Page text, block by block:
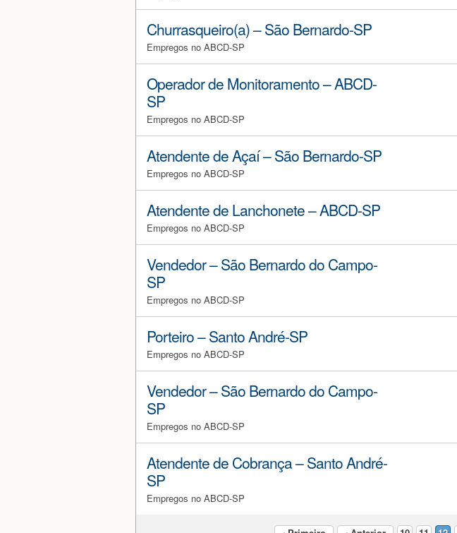
Churrasqueiro(a) – São Bernardo-SP
Empregos no ABCD-SP
Operador de Monitoramento – ABCD-
SP
Empregos no ABCD-SP
Atendente de Açaí – São Bernardo-SP
Empregos no ABCD-SP
Atendente de Lanchonete – ABCD-SP
Empregos no ABCD-SP
Vendedor – São Bernardo do Campo-
SP
Empregos no ABCD-SP
Porteiro – Santo André-SP
Empregos no ABCD-SP
Vendedor – São Bernardo do Campo-
SP
Empregos no ABCD-SP
Atendente de Cobrança – Santo André-
SP
Empregos no ABCD-SP